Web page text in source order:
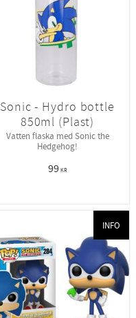
Sonic - Hydro bottle
850ml (Plast)
Vatten flaska med Sonic the
Hedgehog!
99KR
INFO